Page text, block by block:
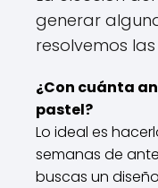
generar
resolvemos
¿Con cuánta
pastel?
Lo ideal es
semanas de
buscas un